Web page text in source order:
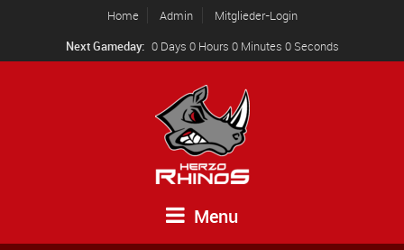
Home Admin
Mitglieder-Login
Next Gameday: 0 Days 0 Hours 0 Minutes 0 Seconds
Menu